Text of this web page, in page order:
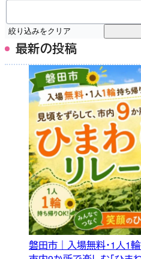
絞り込みをクリア
最新の投稿
磐田市｜入場無料・1人1